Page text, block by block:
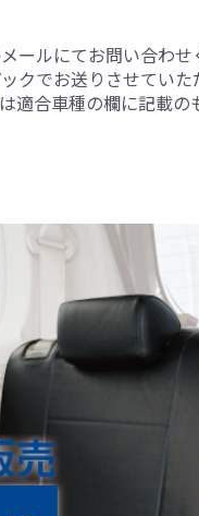
ールにてお問い合わせ
クでお送りさせていた
適合車種の欄に記載の